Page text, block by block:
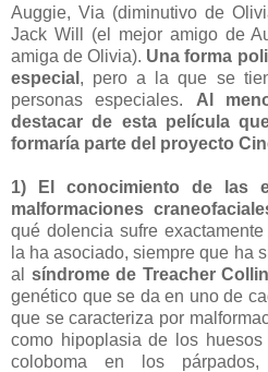
Auggie, Via (diminutivo de
Jack Will (el mejor amigo de
amiga de Olivia). Una forma
especial , pero a la que se
personas especiales. Al
destacar de esta película
formaría parte del proyecto
1) El conocimiento de las
malformaciones
qué dolencia sufre
la ha asociado, siempre que ha
al síndrome de Treacher
genético que se da en uno de
que se caracteriza por
como hipoplasia de los
coloboma en los